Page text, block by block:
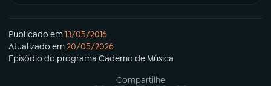
Publicado em13/05/2016
Atualizado em20/05/2026
Episódio do programa Caderno de Música
Compartilhe